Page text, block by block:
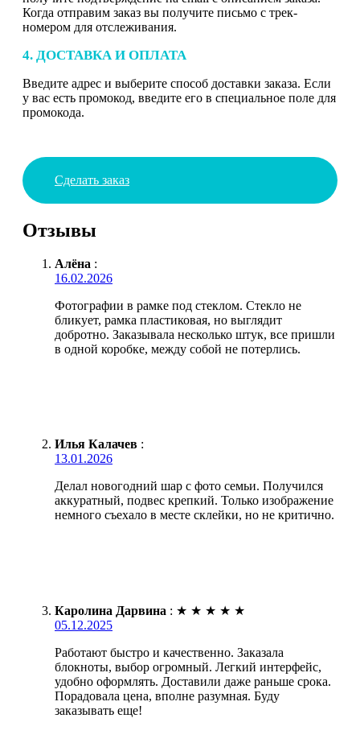
Когда отправим заказ вы получите письмо с трек-
номером для отслеживания.
4. ДОСТАВКА И ОПЛАТА
Введите адрес и выберите способ доставки заказа. Если
у вас есть промокод, введите его в специальное поле для
промокода.
Сделать заказ
Отзывы
Алёна :
16.02.2026
Фотографии в рамке под стеклом. Стекло не
бликует, рамка пластиковая, но выглядит
добротно. Заказывала несколько штук, все пришли
в одной коробке, между собой не потерлись.
Илья Калачев :
13.01.2026
Делал новогодний шар с фото семьи. Получился
аккуратный, подвес крепкий. Только изображение
немного съехало в месте склейки, но не критично.
Каролина Дарвина : ★ ★ ★ ★ ★
05.12.2025
Работают быстро и качественно. Заказала
блокноты, выбор огромный. Легкий интерфейс,
удобно оформлять. Доставили даже раньше срока.
Порадовала цена, вполне разумная. Буду
заказывать еще!